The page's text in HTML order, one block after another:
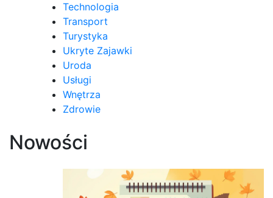
Technologia
Transport
Turystyka
Ukryte Zajawki
Uroda
Usługi
Wnętrza
Zdrowie
Nowości